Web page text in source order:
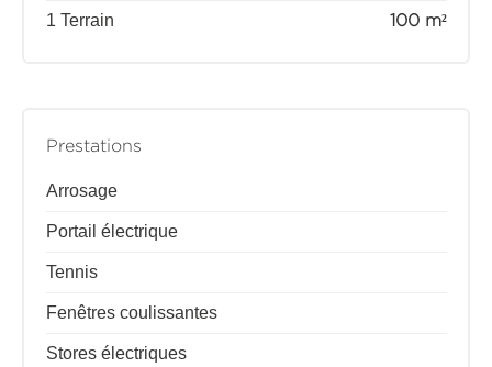
1 Terrain 100 m²
Prestations
Arrosage
Portail électrique
Tennis
Fenêtres coulissantes
Stores électriques